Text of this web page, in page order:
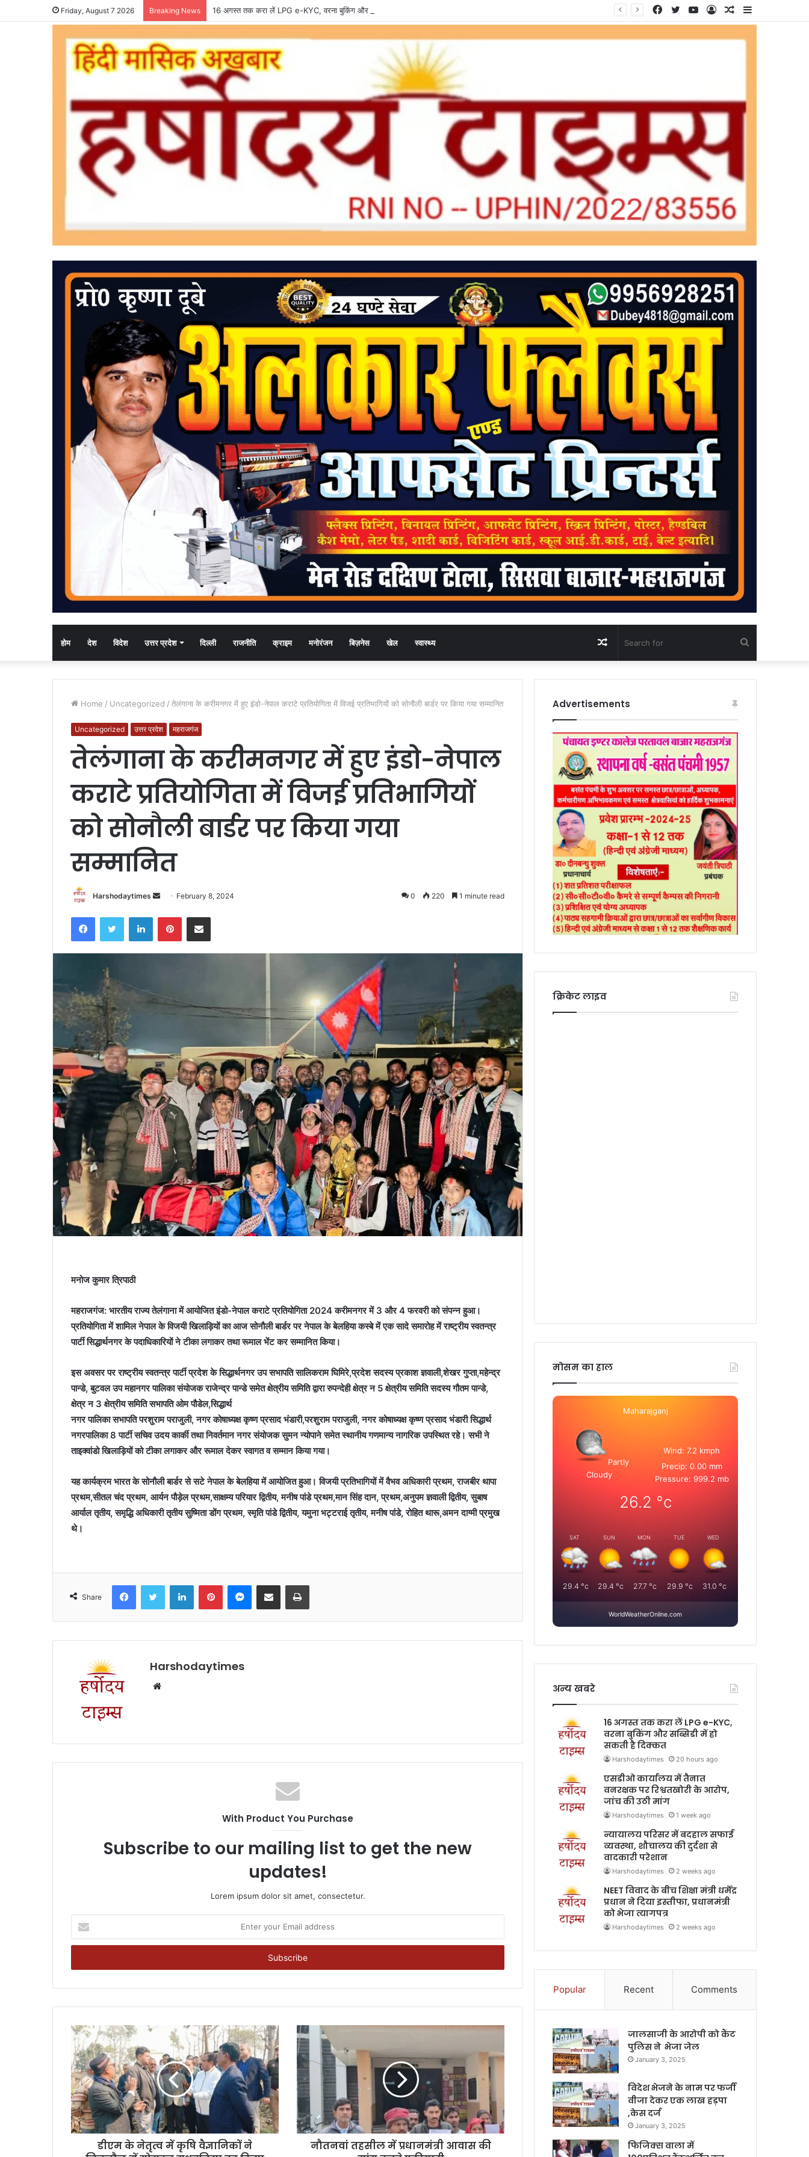
Friday, August 7 2026 Breaking News 16 अगस्त तक करा लें LPG e-KYC, वरना बुकिंग और सब्सिडी में हो सकती है दिक्कत Sidebar
Random
Log
YouTube
Twitter
Facebook
होम देश विदेश उत्तर प्रदेश दिल्ली राजनीति क्राइम मनोरंजन बिज़नेस खेल स्वास्थ्य
for
Random
Article
Home / Uncategorized / तेलंगाना के करीमनगर में हुए इंडो-नेपाल कराटे प्रतियोगिता में विजई प्रतिभागियों को सोनौली बार्डर पर किया गया सम्मानित
Uncategorized उत्तर प्रदेश महराजगंज
तेलंगाना के करीमनगर में हुए इंडो-नेपाल
कराटे प्रतियोगिता में विजई प्रतिभागियों
को सोनौली बार्डर पर किया गया
सम्मानित
Harshodaytimes
Send
email
February 8, 2024 0 220 1 minute read
FacebookTwitter LinkedInPinterestShare via Email
मनोज कुमार त्रिपाठी
महराजगंज: भारतीय राज्य तेलंगाना में आयोजित इंडो-नेपाल कराटे प्रतियोगिता 2024 करीमनगर में 3 और 4 फरवरी को संपन्न हुआ।
प्रतियोगिता में शामिल नेपाल के विजयी खिलाड़ियों का आज सोनौली बार्डर पर नेपाल के बेलहिया कस्बे में एक सादे समारोह में राष्ट्रीय ‌‌स्वतन्त्र
पार्टी सिद्धार्थनगर के पदाधिकारियों ने टीका लगाकर तथा रूमाल भेंट कर सम्मानित किया।
इस अवसर पर राष्ट्रीय ‌‌स्वतन्त्र पार्टी प्रदेश के सिद्धार्थनगर उप सभापति सालिकराम घिमिरे,प्रदेश‌ सदस्य प्रकाश ज्ञवाली,शेखर गुप्ता,महेन्द्र
पान्डे, बुटवल उप महानगर पालिका संयोजक राजेन्द्र पान्डे समेत क्षेत्रीय समिति द्वारा रुपन्देही क्षेत्र न 5 क्षेत्रीय समिति सदस्य गौतम पान्डे,
क्षेत्र न 3 क्षेत्रीय समिति सभापति ओम पौडेल,सिद्धार्थ
नगर पालिका सभापति परशुराम पराजुली, नगर कोषाध्यक्ष कृष्ण प्रसाद भंडारी,परशुराम पराजुली, नगर कोषाध्यक्ष कृष्ण प्रसाद भंडारी सिद्धार्थ
नगरपालिका 8 पार्टी सचिव उदय कार्की तथा निवर्तमान नगर संयोजक सुमन न्योपाने समेत स्थानीय गणमान्य नागरिक उपस्थित रहे। सभी ने
ताइक्वांडो खिलाड़ियों को टीका लगाकर और रूमाल देकर स्वागत व सम्मान किया गया।
यह कार्यक्रम भारत के सोनौली बार्डर से सटे नेपाल के बेलहिया में आयोजित हुआ। विजयी प्रतिभागियों में वैभव अधिकारी प्रथम, राजबीर थापा
प्रथम,सीतल चंद प्रथम, आर्यन पौड़ेल प्रथम,साक्षम्य परियार द्वितीय, मनीष पांडे प्रथम,मान सिंह दान, प्रथम,अनुपम ज्ञवाली द्वितीय, सुबाष
आर्याल तृतीय, समृद्धि अधिकारी तृतीय सुष्मिता डोंग प्रथम, स्मृति पांडे द्वितीय, यमुना भट्टराई तृतीय, मनीष पांडे, रोहित थारू,अमन दाग्मी प्रमुख
थे।
Share
FacebookTwitter LinkedInPinterestMessenger
Share via Email Print
Harshodaytimes
Website
With Product You Purchase
Subscribe to our mailing list to get the new
updates!
Lorem ipsum dolor sit amet, consectetur.
your
Email
डीएम के नेतृत्व में कृषि वैज्ञानिकों ने
नौतनवां तहसील में प्रधानमंत्री आवास की
Advertisements
क्रिकेट लाइव
मोसम का हाल
Maharajganj
Partly
Cloudy
Wind: 7.2 kmph
Precip: 0.00 mm
Pressure: 999.2 mb
26.2 °c
SAT
29.4 °c
SUN
29.4 °c
MON
27.7 °c
TUE
29.9 °c
WED
31.0 °c
WorldWeatherOnline.com
अन्य खबरे
16 अगस्त तक करा लें LPG e-KYC,
वरना बुकिंग और सब्सिडी में हो
सकती है दिक्कत
Harshodaytimes 20 hours ago
एसडीओ कार्यालय में तैनात
वनरक्षक पर रिश्वतखोरी के आरोप,
जांच की उठी मांग
Harshodaytimes 1 week ago
न्यायालय परिसर में बदहाल सफाई
व्यवस्था, शौचालय की दुर्दशा से
वादकारी परेशान
Harshodaytimes 2 weeks ago
NEET विवाद के बीच शिक्षा मंत्री धर्मेंद्र
प्रधान ने दिया इस्तीफा, प्रधानमंत्री
को भेजा त्यागपत्र
Harshodaytimes 2 weeks ago
Popular Recent Comments
जालसाजी के आरोपी को कैंट
पुलिस ने भेजा जेल
January 3, 2025
विदेश भेजने के नाम पर फर्जी
वीजा देकर एक लाख हड़पा
,केस दर्ज
January 3, 2025
फिजिक्स वाला में